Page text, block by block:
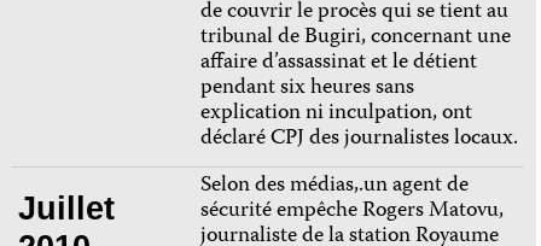
de couvrir le procès qui se tient au
tribunal de Bugiri, concernant une
affaire d’assassinat et le détient
pendant six heures sans
explication ni inculpation, ont
déclaré CPJ des journalistes locaux.
Juillet
Selon des médias,.un agent de
sécurité empêche Rogers Matovu,
journaliste de la station Royaume